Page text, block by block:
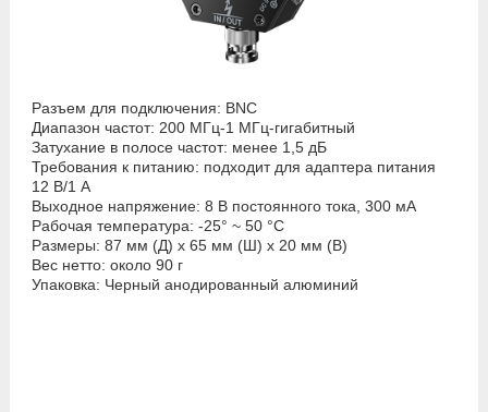
Разъем для подключения: BNC
Диапазон частот: 200 МГц-1 МГц-гигабитный
Затухание в полосе частот: менее 1,5 дБ
Требования к питанию: подходит для адаптера питания
12 В/1 А
Выходное напряжение: 8 В постоянного тока, 300 мА
Рабочая температура: -25° ~ 50 °C
Размеры: 87 мм (Д) х 65 мм (Ш) х 20 мм (В)
Вес нетто: около 90 г
Упаковка: Черный анодированный алюминий